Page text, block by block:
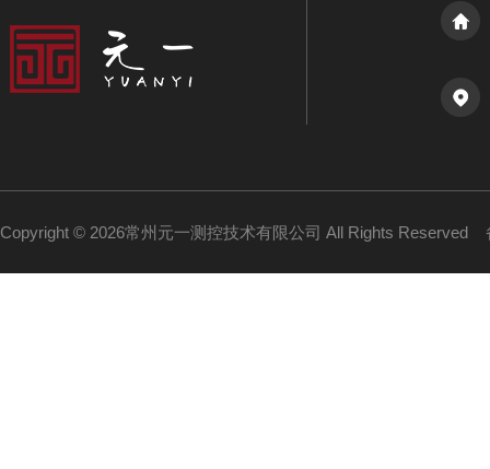
Copyright © 2026常州元一测控技术有限公司 All Rights Reserved